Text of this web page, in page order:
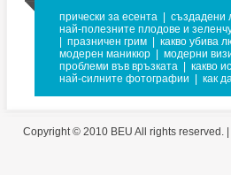
прически за есента създадени
най-полезните плодове и
празничен грим какво убива
модерен маникюр
модерни
проблеми във връзката
какво
най-силните фотографии
как
Copyright © 2010 BEU All rights reserved. |